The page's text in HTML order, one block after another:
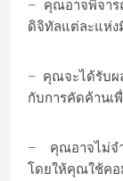
– คุณอาจพิจาร
ดิจิทัลแต่ละแห่ง
– คุณจะได้รับผ
กับการคัดค้านเ
– คุณอาจไม่จำ
โดยให้คุณใช้ค